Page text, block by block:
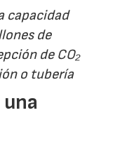
capacidad
de
de CO₂
o tubería